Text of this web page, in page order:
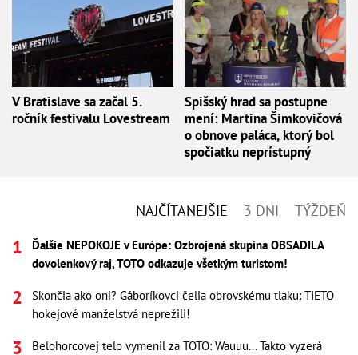
V Bratislave sa začal 5.
ročník festivalu Lovestream
Spišský hrad sa postupne
mení: Martina Šimkovičová
o obnove paláca, ktorý bol
spočiatku neprístupný
NAJČÍTANEJŠIE 3 DNI TÝŽDEŇ
Ďalšie NEPOKOJE v Európe: Ozbrojená skupina OBSADILA
dovolenkový raj, TOTO odkazuje všetkým turistom!
Skončia ako oni? Gáboríkovci čelia obrovskému tlaku: TIETO
hokejové manželstvá neprežili!
Belohorcovej telo vymenil za TOTO: Wauuu... Takto vyzerá